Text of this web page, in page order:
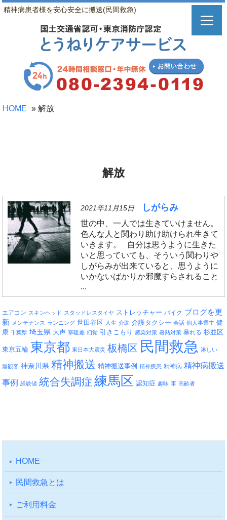
精神病患者様を安心安全に搬送(民間救急)
HOME » 解放
解放
2021年11月15日 しがらみ
世の中、一人では生きていけません。
色んな人と関わり助け助けられ生きて
いきます。 自分は思うように生きた
いと思っていても、そういう関わりや
しがらみが出来ていると、思うように
いかないばかりか邪魔すらされること
...
エアコン スキンヘッド スタッドレスタイヤ ストレッチャー バイク ブログを更
新 メンテナンス ランニング 世田谷区 人生 介助 介護タクシー 会話 個人事業主 健
康 千葉県 埼玉県 大声 寒暖差 幻覚 引きこもり 感染対策 暑熱対策 暴れる 杉並区
東京五輪 東京都 東日本大震災 板橋区 民間救急 淋しい
無観客 神奈川県 精神搬送 精神搬送事例 精神疾患 精神病 精神病搬送
事例
経験値 統合失調症 練馬区 認知症 趣味 車 高齢者
HOME
⺠間救急とは
ご利⽤料⾦